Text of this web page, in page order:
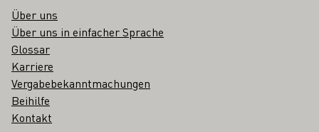
Über uns
Über uns in einfacher Sprache
Glossar
Karriere
Vergabebekanntmachungen
Beihilfe
Kontakt